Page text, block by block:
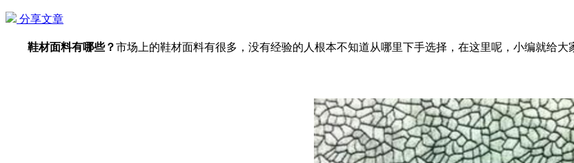
分享文章
鞋材面料有哪些？市场上的鞋材面料有很多，没有经验的人根本不知道从哪里下手选择，在这里呢，小编就给大